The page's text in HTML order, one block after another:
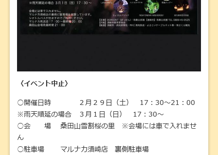
〈イベント中止〉
○開催日時 ２月２９日（土） 17：30～21：00
※雨天順延の場合 ３月１日（日） 17：30～
○会 場 桑田山雪割桜の里 ※会場には車で入れませ
ん
○駐車場 マルナカ須崎店 裏側駐車場